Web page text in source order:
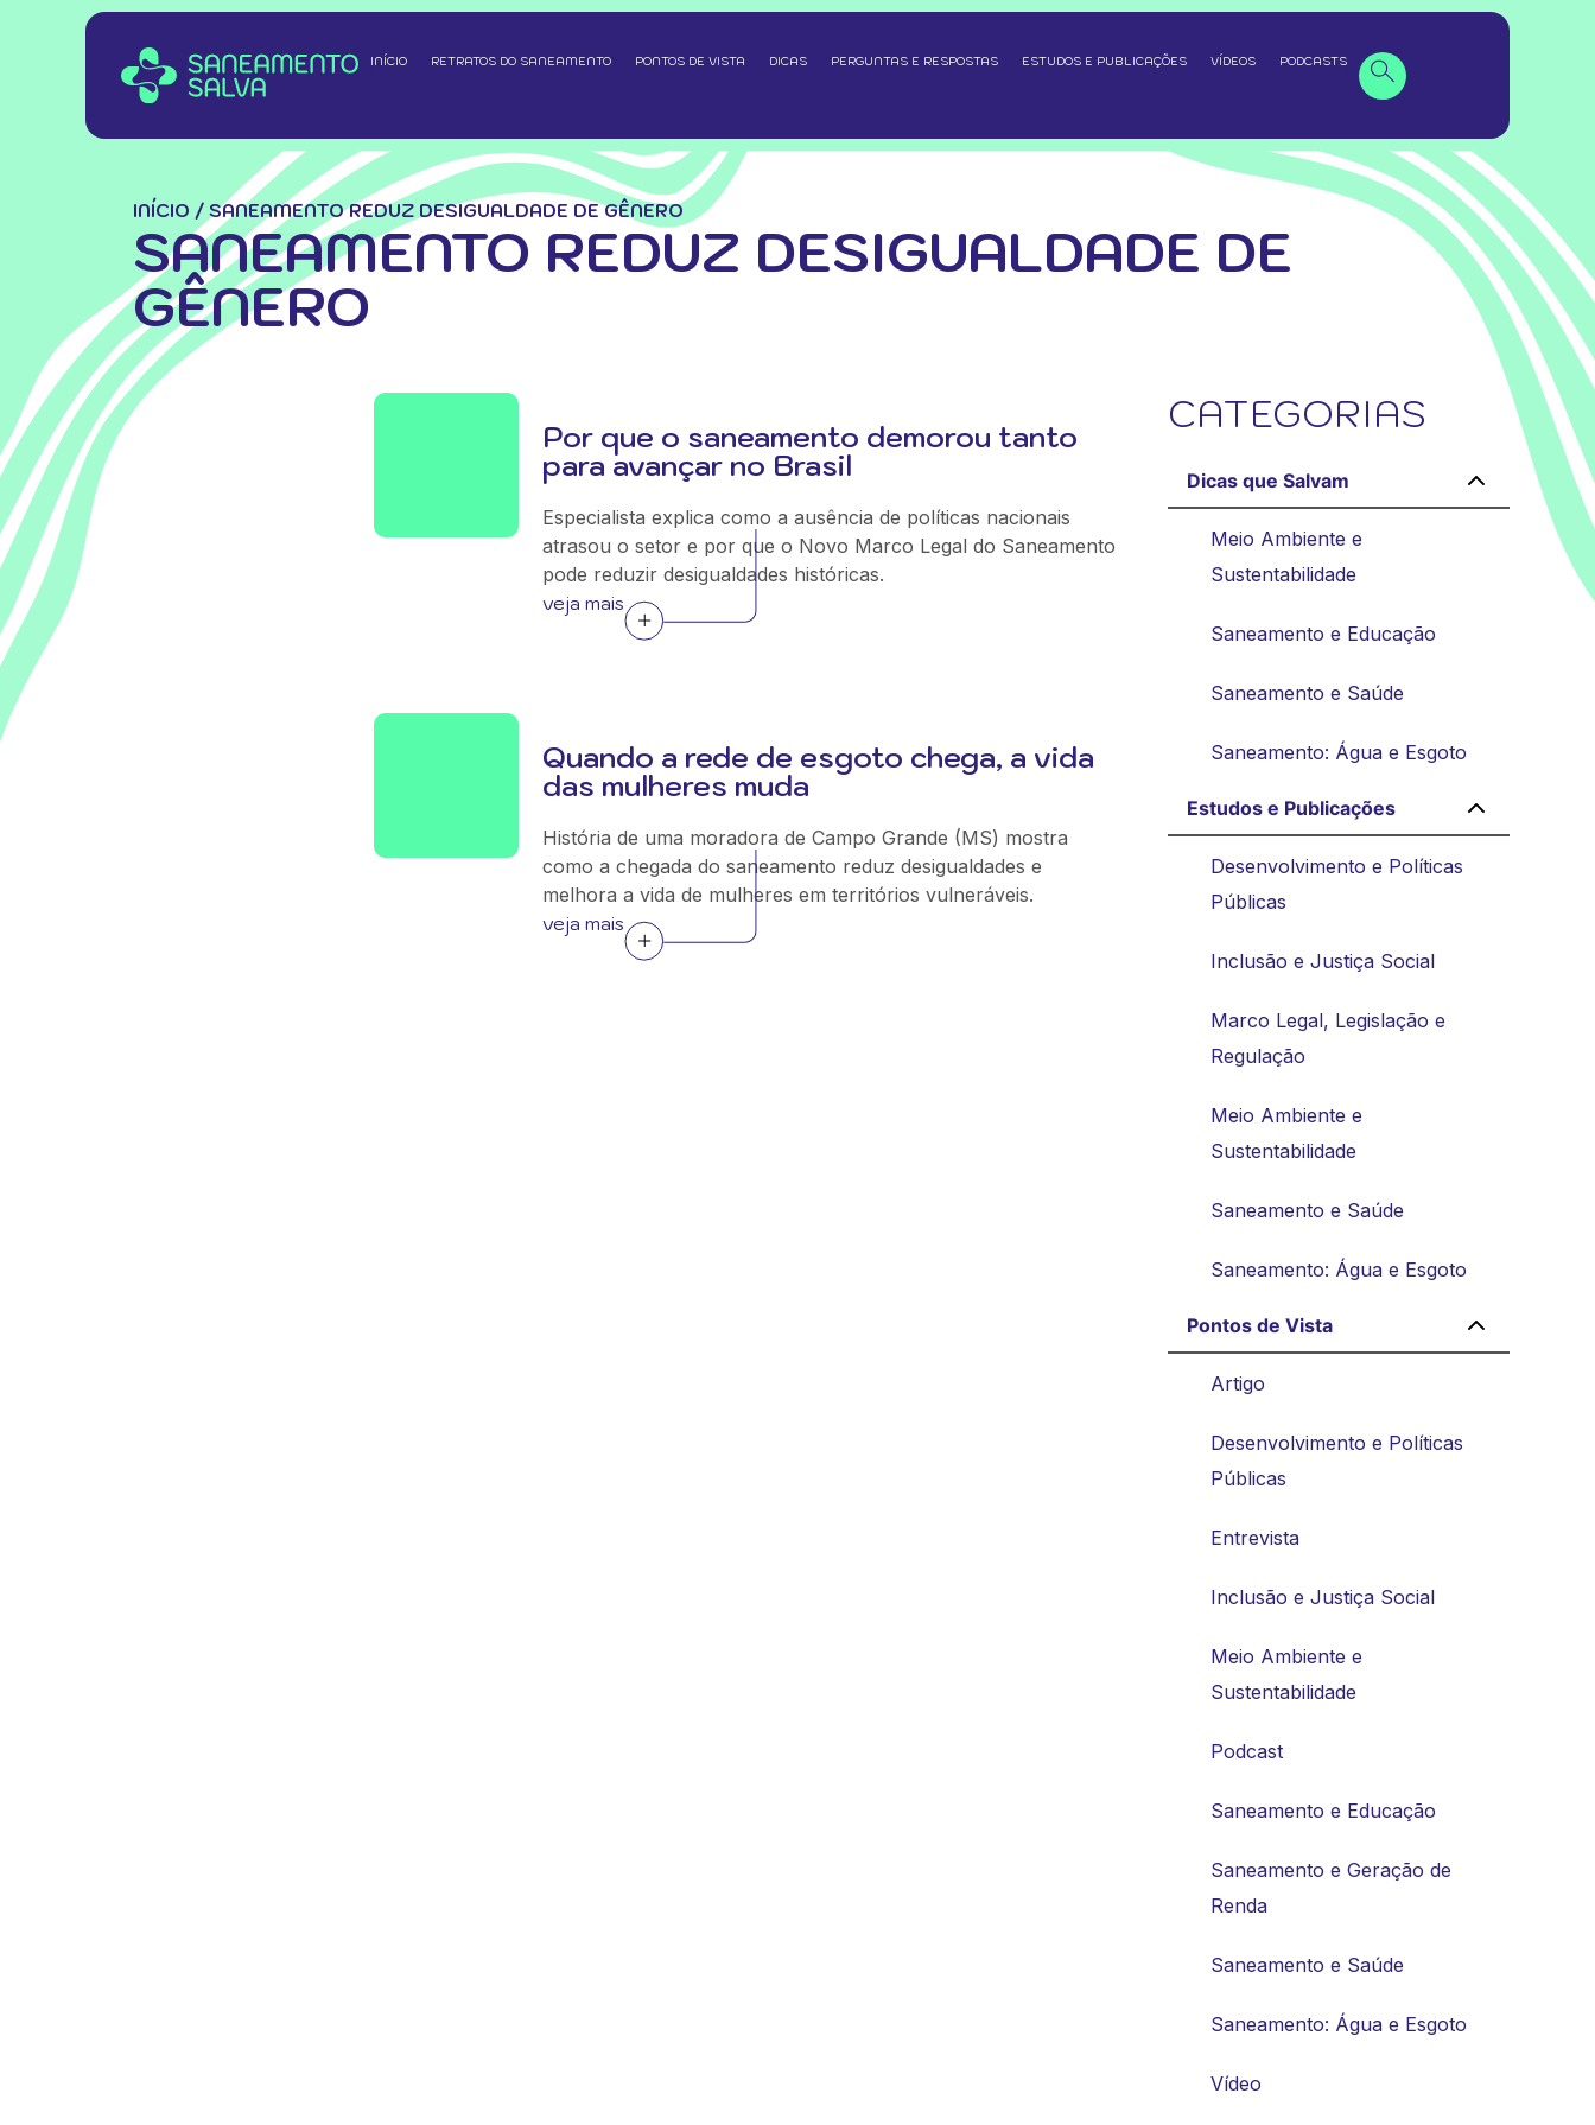
INÍCIO RETRATOS DO SANEAMENTO PONTOS DE VISTA DICAS PERGUNTAS E RESPOSTAS ESTUDOS E PUBLICAÇÕES VÍDEOS PODCASTS
INÍCIO / SANEAMENTO REDUZ DESIGUALDADE DE GÊNERO
SANEAMENTO REDUZ DESIGUALDADE DE
GÊNERO
Por que o saneamento demorou tanto
para avançar no Brasil
Especialista explica como a ausência de políticas nacionais
atrasou o setor e por que o Novo Marco Legal do Saneamento
pode reduzir desigualdades históricas.
veja mais
Quando a rede de esgoto chega, a vida
das mulheres muda
História de uma moradora de Campo Grande (MS) mostra
como a chegada do saneamento reduz desigualdades e
melhora a vida de mulheres em territórios vulneráveis.
veja mais
CATEGORIAS
Dicas que Salvam
Meio Ambiente e
Sustentabilidade
Saneamento e Educação
Saneamento e Saúde
Saneamento: Água e Esgoto
Estudos e Publicações
Desenvolvimento e Políticas
Públicas
Inclusão e Justiça Social
Marco Legal, Legislação e
Regulação
Meio Ambiente e
Sustentabilidade
Saneamento e Saúde
Saneamento: Água e Esgoto
Pontos de Vista
Artigo
Desenvolvimento e Políticas
Públicas
Entrevista
Inclusão e Justiça Social
Meio Ambiente e
Sustentabilidade
Podcast
Saneamento e Educação
Saneamento e Geração de
Renda
Saneamento e Saúde
Saneamento: Água e Esgoto
Vídeo